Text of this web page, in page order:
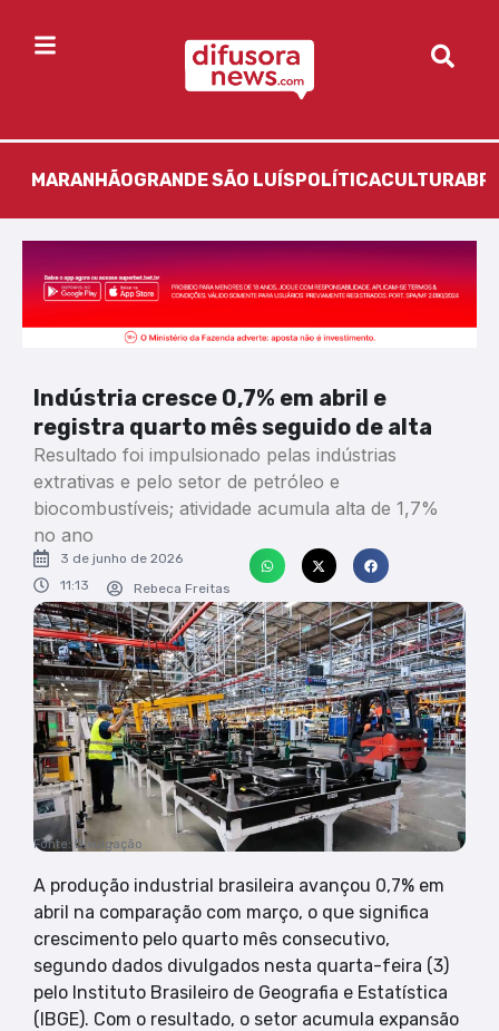
MARANHÃOGRANDE SÃO LUÍS POLÍTICACULTURA
Indústria cresce 0,7% em abril e
registra quarto mês seguido de alta
Resultado foi impulsionado pelas indústrias
extrativas e pelo setor de petróleo e
biocombustíveis; atividade acumula alta de 1,7%
no ano
3 de junho de 2026
11:13
Rebeca Freitas
Fonte: Divulgação
A produção industrial brasileira avançou 0,7% em
abril na comparação com março, o que significa
crescimento pelo quarto mês consecutivo,
segundo dados divulgados nesta quarta-feira (3)
pelo Instituto Brasileiro de Geografia e Estatística
(IBGE). Com o resultado, o setor acumula expansão